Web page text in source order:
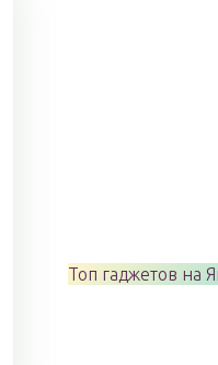
Топ гаджетов на